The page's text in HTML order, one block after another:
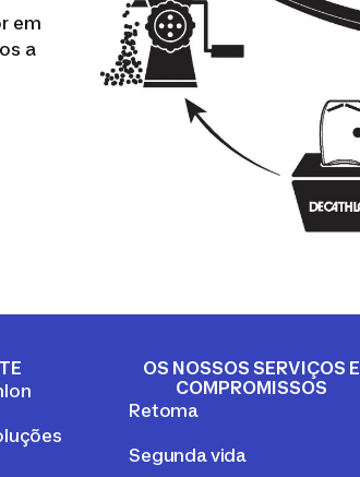
em
a
OS NOSSOS SERVIÇOS E
COMPROMISSOS
Retoma
Segunda vida